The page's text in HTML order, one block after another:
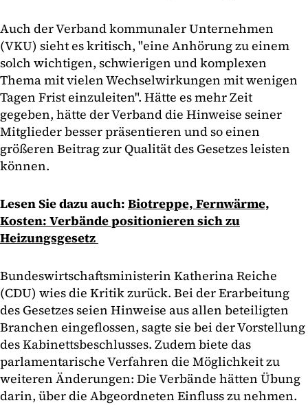
Auch der Verband kommunaler Unternehmen
(VKU) sieht es kritisch, "eine Anhörung zu einem
solch wichtigen, schwierigen und komplexen
Thema mit vielen Wechselwirkungen mit wenigen
Tagen Frist einzuleiten". Hätte es mehr Zeit
gegeben, hätte der Verband die Hinweise seiner
Mitglieder besser präsentieren und so einen
größeren Beitrag zur Qualität des Gesetzes leisten
können.
Lesen Sie dazu auch: Biotreppe, Fernwärme,
Kosten: Verbände positionieren sich zu
Heizungsgesetz
Bundeswirtschaftsministerin Katherina Reiche
(CDU) wies die Kritik zurück. Bei der Erarbeitung
des Gesetzes seien Hinweise aus allen beteiligten
Branchen eingeflossen, sagte sie bei der Vorstellung
des Kabinettsbeschlusses. Zudem biete das
parlamentarische Verfahren die Möglichkeit zu
weiteren Änderungen: Die Verbände hätten Übung
darin, über die Abgeordneten Einfluss zu nehmen.